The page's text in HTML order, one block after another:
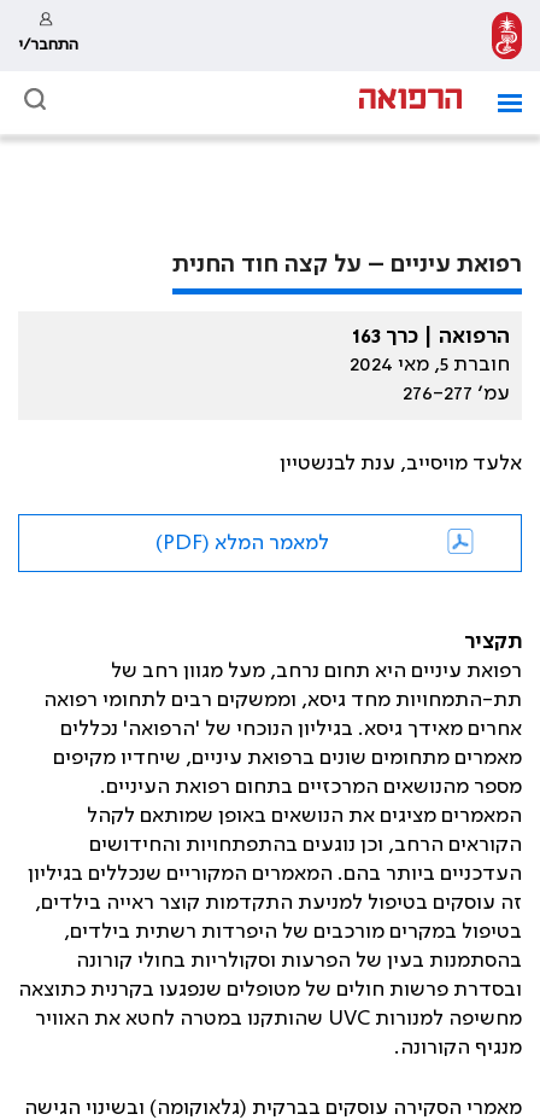
התחבר/י
רפואת עיניים – על קצה חוד החנית
הרפואה | כרך 163
חוברת 5, מאי 2024
עמ׳ 276-277
אלעד מויסייב, ענת לבנשטיין
למאמר המלא (PDF)
תקציר
רפואת עיניים היא תחום נרחב, מעל מגוון רחב של
תת-התמחויות מחד גיסא, וממשקים רבים לתחומי רפואה
אחרים מאידך גיסא. בגיליון הנוכחי של 'הרפואה' נכללים
מאמרים מתחומים שונים ברפואת עיניים, שיחדיו מקיפים
מספר מהנושאים המרכזיים בתחום רפואת העיניים.
המאמרים מציגים את הנושאים באופן שמותאם לקהל
הקוראים הרחב, וכן נוגעים בהתפתחויות והחידושים
העדכניים ביותר בהם. המאמרים המקוריים שנכללים בגיליון
זה עוסקים בטיפול למניעת התקדמות קוצר ראייה בילדים,
בטיפול במקרים מורכבים של היפרדות רשתית בילדים,
בהסתמנות בעין של הפרעות וסקולריות בחולי קורונה
ובסדרת פרשות חולים של מטופלים שנפגעו בקרנית כתוצאה
מחשיפה למנורות UVC שהותקנו במטרה לחטא את האוויר
מנגיף הקורונה.
מאמרי הסקירה עוסקים בברקית (גלאוקומה) ובשינוי הגישה